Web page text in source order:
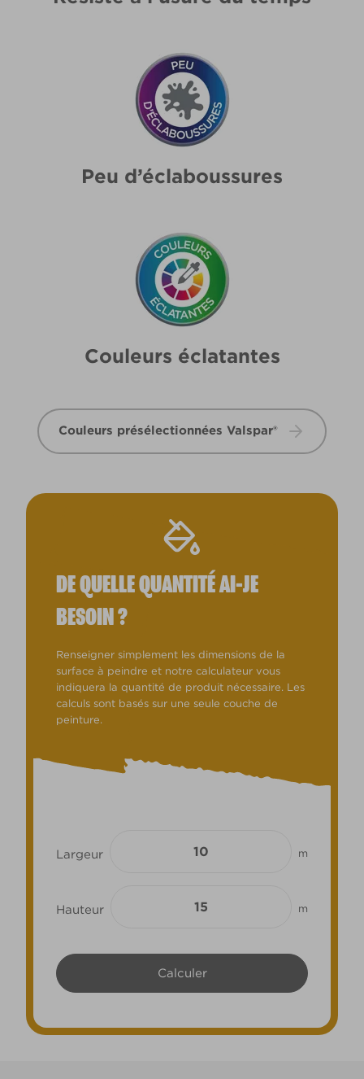
Peu d’éclaboussures
Couleurs éclatantes
Couleurs présélectionnées Valspar®
DE QUELLE QUANTITÉ AI-JE
BESOIN ?
Renseigner simplement les dimensions de la
surface à peindre et notre calculateur vous
indiquera la quantité de produit nécessaire. Les
calculs sont basés sur une seule couche de
peinture.
Largeur m
Hauteur m